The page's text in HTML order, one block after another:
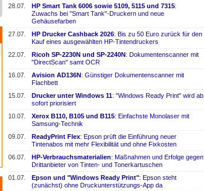
28.07.
HP Smart Tank 6006 sowie 5109, 5115 und 7315:
Zuwachs bei "Smart Tank"-​Druckern und neue
Gehäusefarben
27.07.
HP Drucker Cashback 2026: Bis zu 50 Euro zurück für den
Kauf eines ausgewählten HP-​Tintendruckers
22.07.
Ricoh SP-​2230N und SP-​2240N : Dokumentenscanner mit
"DirectScan" samt OCR
16.07.
Avision AD136N : Günstiger Dokumentenscanner mit
Flachbett
15.07.
Drucker unter Windows 11: "Windows Ready Print" wird ab
sofort priorisiert
10.07.
Xerox B110, B105 und B115: Einfachste Monolaser mit
Samsung-​Technik
09.07.
ReadyPrint Flex: Epson prüft die Einführung neuer
Tintenabos mit mehr Flexibilität und ohne Fixkosten
06.07.
HP-​Verbrauchsmaterialien: Maßnahmen und Erfolge gegen
Drittanbieter von Tinten- ​ und Tonerkartuschen
01.07.
Epson und "Windows Ready Print": Epson steht
(zunächst) ohne Druckunterstützungs-​App da